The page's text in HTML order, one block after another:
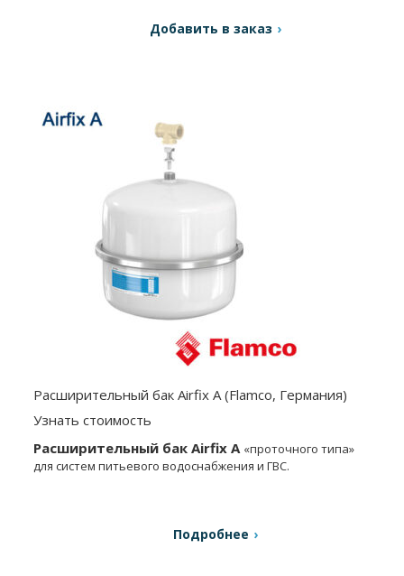
Добавить в заказ
Расширительный бак Airfix A (Flamco, Германия)
Узнать стоимость
Расширительный бак Airfix A «проточного типа»
для систем питьевого водоснабжения и ГВС.
Подробнее